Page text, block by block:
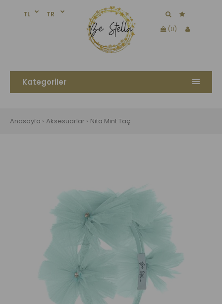
TL
TR
(0)
Kategoriler
Anasayfa Aksesuarlar Nita Mint Taç